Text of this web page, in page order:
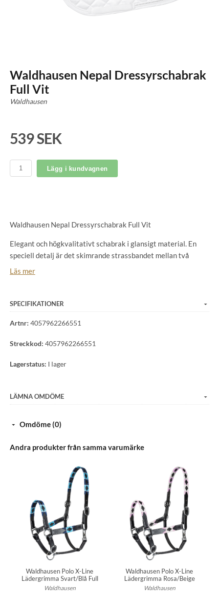
Waldhausen Nepal Dressyrschabrak
Full Vit
Waldhausen
539 SEK
Lägg i kundvagnen
Waldhausen Nepal Dressyrschabrak Full Vit
Elegant och högkvalitativt schabrak i glansigt material. En
speciell detalj är det skimrande strassbandet mellan två
dekorativa snören. Logotypen är formad som en silverfärgad
Fyllning: Vaddering: 100 % polyester, Skum: 100 % polyuretan
Läs mer
SPECIFIKATIONER
Artnr: 4057962266551
Streckkod: 4057962266551
Lagerstatus: I lager
LÄMNA OMDÖME
Omdöme (0)
Andra produkter från samma varumärke
Waldhausen Polo X-Line
Lädergrimma Svart/Blå Full
Waldhausen
Waldhausen Polo X-Line
Lädergrimma Rosa/Beige
Waldhausen